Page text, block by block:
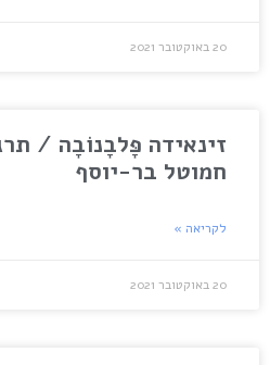
20 באוקטובר 2021
זינאידה פָּלבָנוֹבָה /
חמוטל בר-יוסף
לקריאה »
20 באוקטובר 2021